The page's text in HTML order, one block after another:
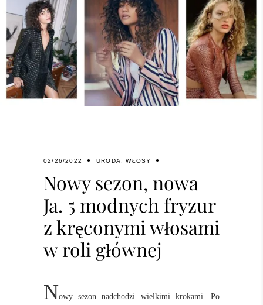
02/26/2022 URODA,WŁOSY
Nowy sezon, nowa
Ja. 5 modnych fryzur
z kręconymi włosami
w roli głównej
Nowy sezon nadchodzi wielkimi krokami. Po